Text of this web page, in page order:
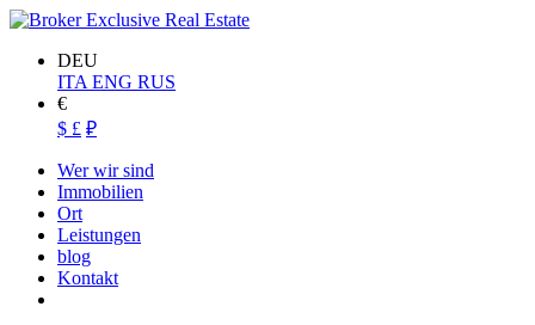
DEU
ITA ENG RUS
€
$ £ ₽
Wer wir sind
Immobilien
Ort
Leistungen
blog
Kontakt